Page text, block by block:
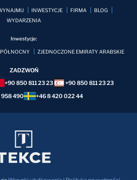
INWESTYCJE FIRMA
BLOG
WYDARZENIA
Inwestycje:
ZJEDNOCZONE EMIRATY ARABSKIE
ZADZWOŃ
+90 850 811 23 23
+90 850 811 23 23
958 490
+46 8 420 022 44